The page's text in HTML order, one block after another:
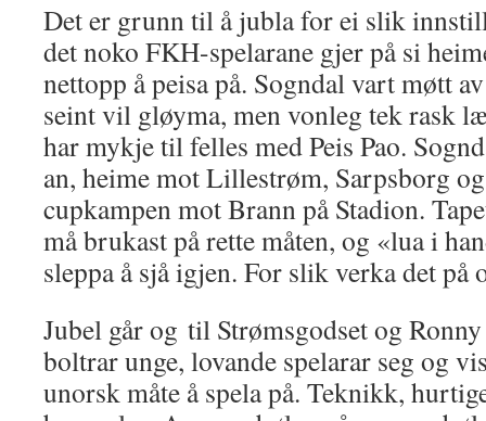
Det er grunn til å jubla for ei slik
det noko FKH-spelarane gjer på si
nettopp å peisa på. Sogndal vart møtt
seint vil gløyma, men vonleg tek rask
har mykje til felles med Peis Pao.
an, heime mot Lillestrøm, Sarpsborg
cupkampen mot Brann på Stadion.
må brukast på rette måten, og «lua i
sleppa å sjå igjen. For slik verka det på
Jubel går og til Strømsgodset og
boltrar unge, lovande spelarar seg og
unorsk måte å spela på. Teknikk,